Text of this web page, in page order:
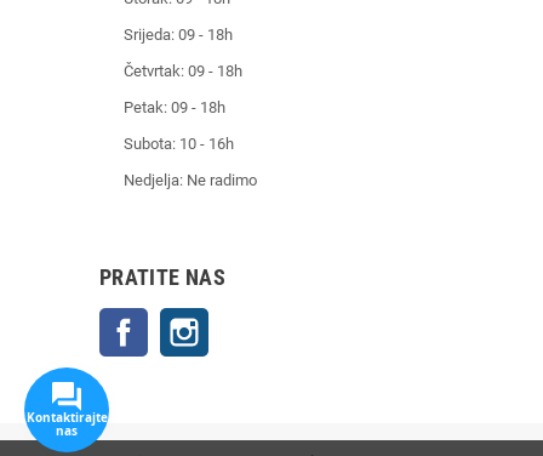
Srijeda: 09 - 18h
Četvrtak: 09 - 18h
Petak: 09 - 18h
Subota: 10 - 16h
Nedjelja: Ne radimo
PRATITE NAS
Facebook
Kontaktirajte
nas